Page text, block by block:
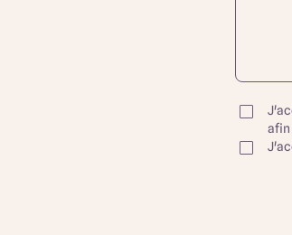
afin